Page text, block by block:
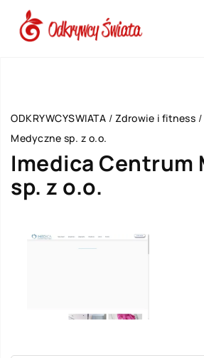
ODKRYWCYSWIATA / Zdrowie i fitness /
Medyczne sp. z o.o.
Imedica Centrum
sp. z o.o.